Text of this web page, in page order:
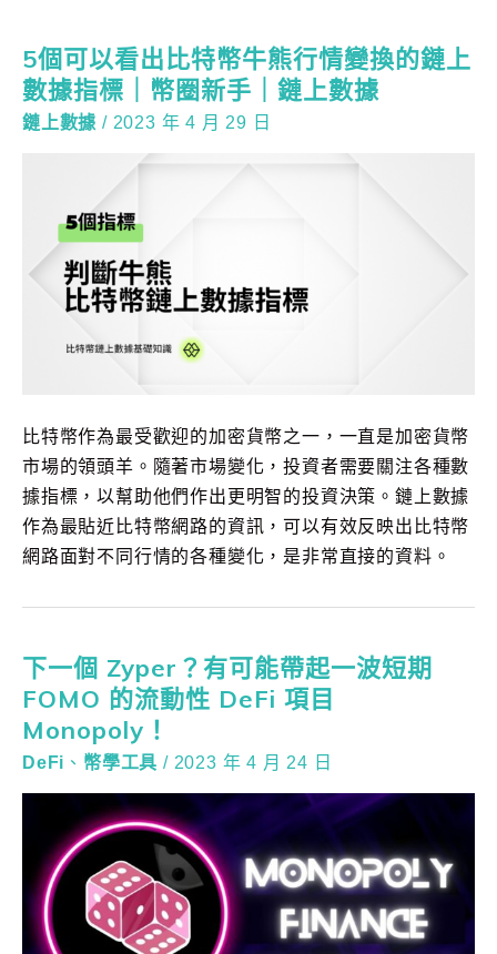
5個可以看出比特幣牛熊行情變換的鏈上
數據指標｜幣圈新手｜鏈上數據
鏈上數據 / 2023 年 4 月 29 日
比特幣作為最受歡迎的加密貨幣之一，一直是加密貨幣
市場的領頭羊。隨著市場變化，投資者需要關注各種數
據指標，以幫助他們作出更明智的投資決策。鏈上數據
作為最貼近比特幣網路的資訊，可以有效反映出比特幣
網路面對不同行情的各種變化，是非常直接的資料。
下一個 Zyper？有可能帶起一波短期
FOMO 的流動性 DeFi 項目
Monopoly！
DeFi 、 幣學工具 / 2023 年 4 月 24 日